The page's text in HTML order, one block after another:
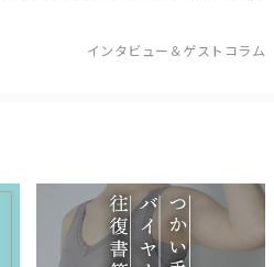
インタビュー＆ゲストコラム